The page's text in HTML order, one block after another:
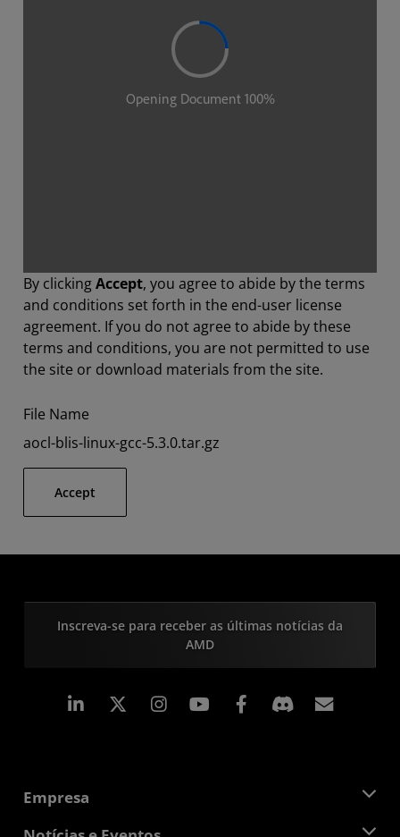
By clickingAccept, you agree to abide by the terms
and conditions set forth in the end-user license
agreement. If you do not agree to abide by these
terms and conditions, you are not permitted to use
the site or download materials from the site.
File Name
aocl-blis-linux-gcc-5.3.0.tar.gz
Accept
Inscreva-se para receber as últimas notícias da
AMD
Linkedin Instagram Facebook
Empresa
Sobre a AMD